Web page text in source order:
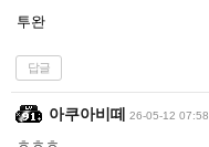
투완
답글
아쿠아비떼 26-05-12 07:58